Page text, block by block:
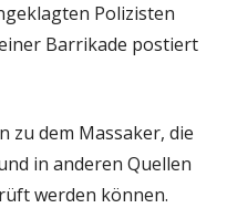
Polizisten
Barrikade postiert
zu dem Massaker, die
in anderen Quellen
werden können.